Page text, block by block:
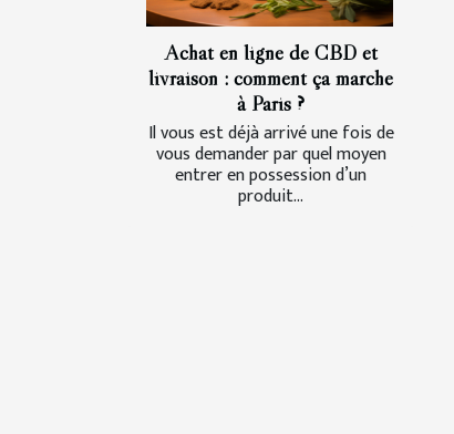
Achat en ligne de CBD et
livraison : comment ça marche
à Paris ?
Il vous est déjà arrivé une fois de
vous demander par quel moyen
entrer en possession d’un
produit...